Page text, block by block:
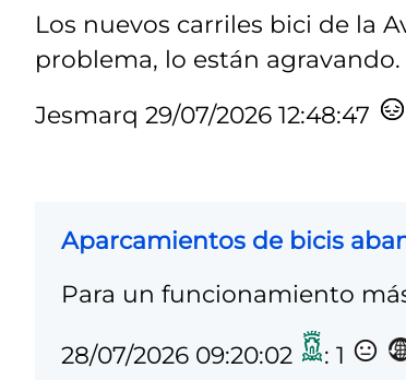
Los nuevos carriles bici de la
problema, lo están
Jesmarq 29/07/2026 12:48:47
Aparcamientos de bicis
Para un funcionamiento
28/07/2026 09:20:02 : 1